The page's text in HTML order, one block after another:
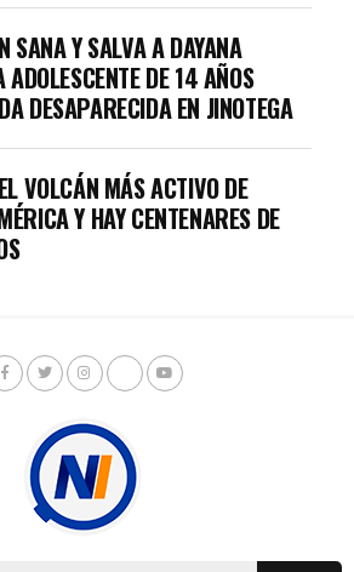
SANA Y SALVA A DAYANA
ADOLESCENTE DE 14 AÑOS
DESAPARECIDA EN JINOTEGA
VOLCÁN MÁS ACTIVO DE
Y HAY CENTENARES DE